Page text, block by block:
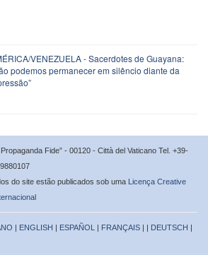
VENEZUELA - Sacerdotes de Guayana:
podemos permanecer em silêncio diante da
Fide” - 00120 - Città del Vaticano Tel. +39-
do site estão publicados sob uma Licença Creative
| ENGLISH | ESPAÑOL | FRANÇAIS | | DEUTSCH |